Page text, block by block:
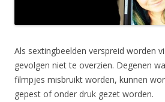
Als sextingbeelden verspreid worden
gevolgen niet te overzien. Degenen
filmpjes misbruikt worden, kunnen
gepest of onder druk gezet worden.